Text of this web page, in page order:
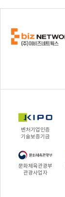
벤처기업인증
기술보증기금
문화체육관광부
관광사업자